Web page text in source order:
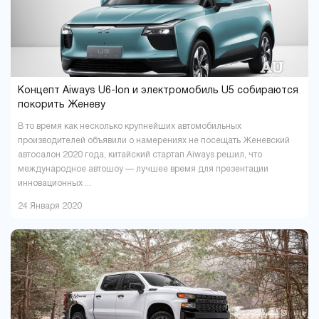
9 Ужгород4
37 Херсон16
Хмельницкий18 Черкассы6
5 Черновцы7
Концепт Aiways U6-Ion и электромобиль U5 собираются
покорить Женеву
В то время как несколько крупнейших автомобильных
производителей объявили о намерениях не посещать Женевский
автосалон 2020 года, китайский стартап Aiways решил, что
международное автошоу — лучшее время для презентации
инновационных ...
24 Января 2020